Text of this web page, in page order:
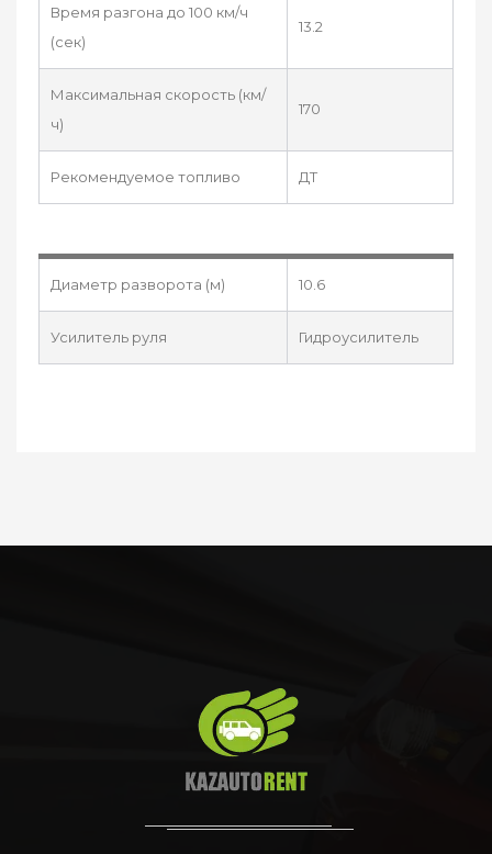
Время разгона до 100 км/ч
(сек)
13.2
Максимальная скорость (км/
ч)
170
Рекомендуемое топливо ДТ
Диаметр разворота (м) 10.6
Усилитель руля Гидроусилитель